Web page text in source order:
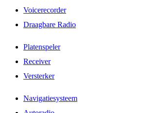
Voicerecorder
Draagbare Radio
Platenspeler
Receiver
Versterker
Navigatiesysteem